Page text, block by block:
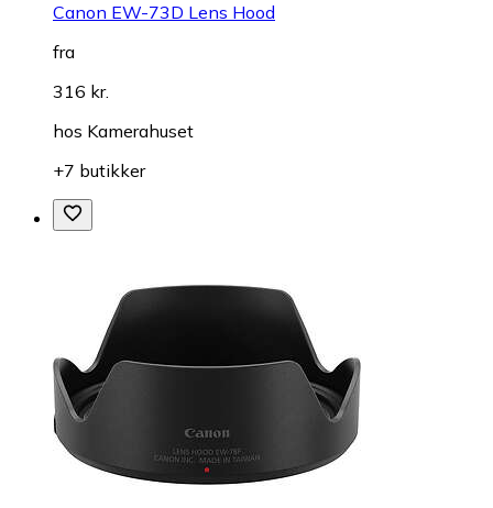
Canon EW-73D Lens Hood
fra
316 kr.
hos Kamerahuset
+7 butikker